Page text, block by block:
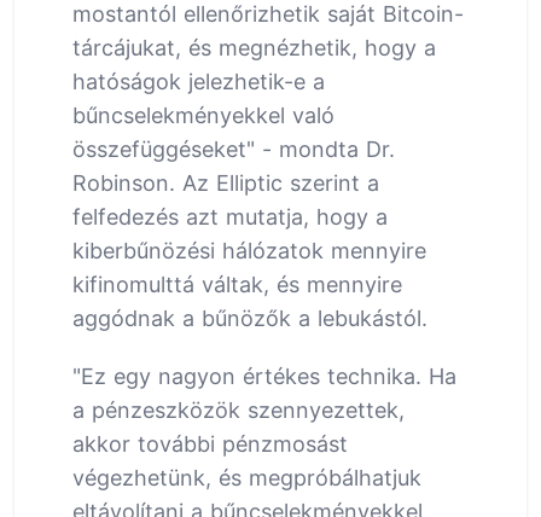
mostantól ellenőrizhetik saját Bitcoin-
tárcájukat, és megnézhetik, hogy a
hatóságok jelezhetik-e a
bűncselekményekkel való
összefüggéseket" - mondta Dr.
Robinson. Az Elliptic szerint a
felfedezés azt mutatja, hogy a
kiberbűnözési hálózatok mennyire
kifinomulttá váltak, és mennyire
aggódnak a bűnözők a lebukástól.
"Ez egy nagyon értékes technika. Ha
a pénzeszközök szennyezettek,
akkor további pénzmosást
végezhetünk, és megpróbálhatjuk
eltávolítani a bűncselekményekkel